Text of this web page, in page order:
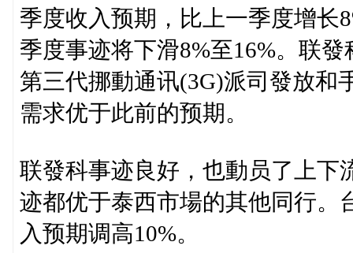
季度收入预期，比上一季度增长
季度事迹将下滑8%至16%。联
第三代挪動通讯(3G)派司發放和
需求优于此前的预期。
联發科事迹良好，也動员了上下
迹都优于泰西市場的其他同行。
入预期调高10%。